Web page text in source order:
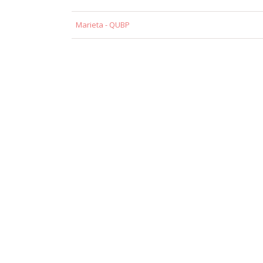
Marieta - QUBP